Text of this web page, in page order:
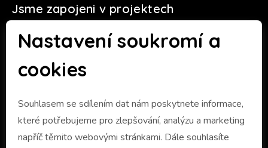
Nastavení soukromí a
cookies
Souhlasem se sdílením dat nám poskytnete informace,
které potřebujeme pro zlepšování, analýzu a marketing
napříč těmito webovými stránkami. Dále souhlasíte
Jsme zapojeni v projektech